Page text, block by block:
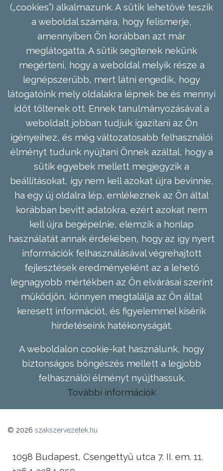
(„cookies”) alkalmazunk. A sütik lehetővé teszik
a weboldal számára, hogy felismerje,
amennyiben Ön korábban azt már
meglátogatta. A sütik segítenek nekünk
megérteni, hogy a weboldal melyik része a
legnépszerűbb, mert látni engedik, hogy
látogatóink mely oldalakra lépnek be és mennyi
időt töltenek ott. Ennek tanulmányozásával a
weboldalt jobban tudjuk igazítani az Ön
igényeihez, és még változatosabb felhasználói
élményt tudunk nyújtani Önnek azáltal, hogy a
sütik egyebek mellett megjegyzik a
beállításokat, így nem kell azokat újra bevinnie,
ha egy új oldalra lép, emlékeznek az Ön által
korábban bevitt adatokra, ezért azokat nem
kell újra begépelnie, elemzik a honlap
használatát annak érdekében, hogy az így nyert
információk felhasználásával végrehajtott
fejlesztések eredményeként az a lehető
legnagyobb mértékben az Ön elvárásai szerint
működjön, könnyen megtalálja az Ön által
keresett információt, és figyelemmel kísérik
hirdetéseink hatékonyságát.
A weboldalon cookie-kat használunk, hogy
biztonságos böngészés mellett a legjobb
felhasználói élményt nyújthassuk.
További információk
© 2026 szakszervezetek.hu
1098 Budapest, Csengettyű utca 7. II. em. 11.